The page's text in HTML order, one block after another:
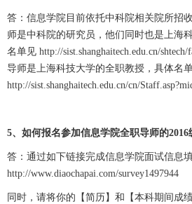
答：信息学院目前依托中科院相关院所招
师是中科院的研究员，他们同时也是上海
名单见 http://sist.shanghaitech.edu.cn/
导师是上海科技大学的全职教授，具体名
http://sist.shanghaitech.edu.cn/cn/
5、如何报名参加信息学院全职导师的
答：通过如下链接完成信息学院面试信息填
http://www.diaochapai.com/survey1497944
同时，请将你的【简历】和【本科期间成